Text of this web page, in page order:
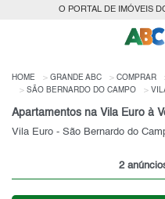
O PORTAL DE IMÓVEIS
HOME GRANDE ABC COMPRAR
SÃO BERNARDO DO CAMPO
Apartamentos na Vila Euro à
Vila Euro - São Bernardo do
2